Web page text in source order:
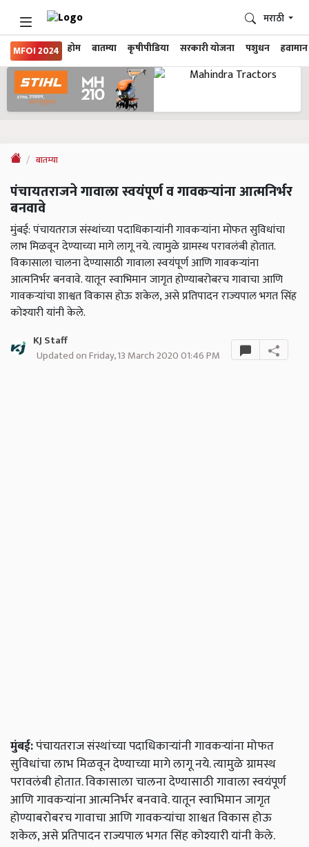
MFOI 2024 होम बातम्या कृषीपीडिया सरकारी योजना पशुधन हवामान
मराठी
बातम्या
पंचायतराजने गावाला स्वयंपूर्ण व गावकऱ्यांना आत्मनिर्भर
बनवावे
मुंबई: पंचायतराज संस्थांच्या पदाधिकाऱ्यांनी गावकऱ्यांना मोफत सुविधांचा
लाभ मिळवून देण्याच्या मागे लागू नये. त्यामुळे ग्रामस्थ परावलंबी होतात.
विकासाला चालना देण्यासाठी गावाला स्वयंपूर्ण आणि गावकऱ्यांना
आत्मनिर्भर बनवावे. यातून स्वाभिमान जागृत होण्याबरोबरच गावाचा आणि
गावकऱ्यांचा शाश्वत विकास होऊ शकेल, असे प्रतिपादन राज्यपाल भगत सिंह
कोश्यारी यांनी केले.
KJ Staff
Updated on Friday, 13 March 2020 01:46 PM
मुंबई:पंचायतराज संस्थांच्या पदाधिकाऱ्यांनी गावकऱ्यांना मोफत
सुविधांचा लाभ मिळवून देण्याच्या मागे लागू नये. त्यामुळे ग्रामस्थ
परावलंबी होतात. विकासाला चालना देण्यासाठी गावाला स्वयंपूर्ण
आणि गावकऱ्यांना आत्मनिर्भर बनवावे. यातून स्वाभिमान जागृत
होण्याबरोबरच गावाचा आणि गावकऱ्यांचा शाश्वत विकास होऊ
शकेल, असे प्रतिपादन राज्यपाल भगत सिंह कोश्यारी यांनी केले.